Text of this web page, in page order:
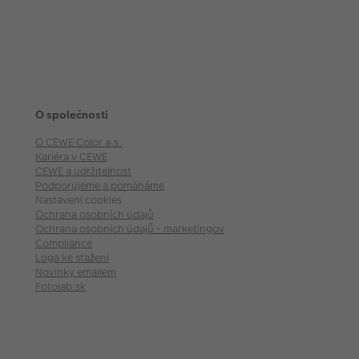
O společnosti
O CEWE Color a.s.
Kariéra v CEWE
CEWE a udržitelnost
Podporujeme a pomáháme
Nastavení cookies
Ochrana osobních údajů
Ochrana osobních údajů - marketingové akce
Compliance
Loga ke stažení
Novinky emailem
Fotolab.sk